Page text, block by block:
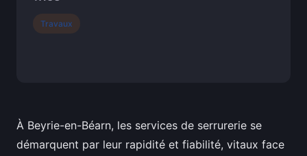
À Beyrie-en-Béarn, les services de serrurerie se
démarquent par leur rapidité et fiabilité, vitaux face
Travaux